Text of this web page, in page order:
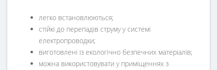
легко встановлюються;
стійкі до перепадів струму у системі
електропроводки;
виготовлені із екологічно безпечних матеріалів;
можна використовувати у приміщеннях з